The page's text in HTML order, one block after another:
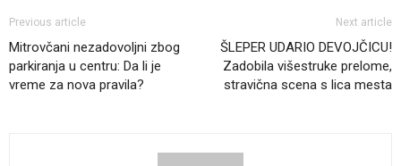
Previous article
Mitrovčani nezadovoljni zbog
parkiranja u centru: Da li je
vreme za nova pravila?
Next article
ŠLEPER UDARIO DEVOJČICU!
Zadobila višestruke prelome,
stravična scena s lica mesta